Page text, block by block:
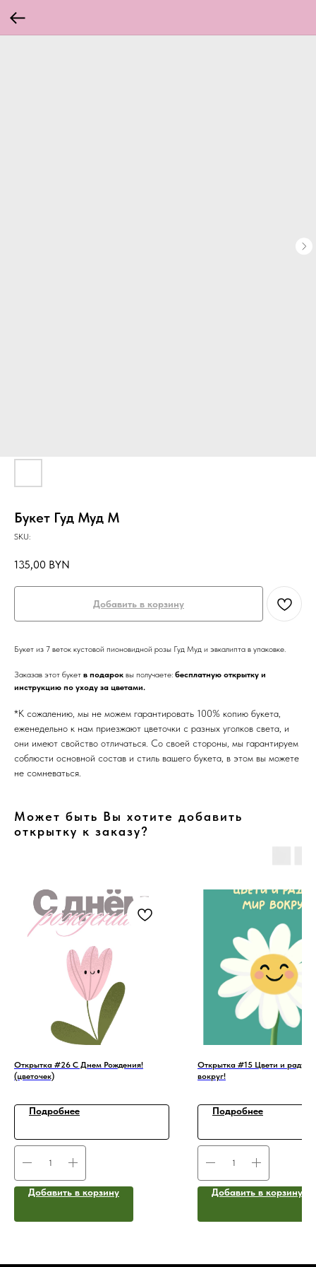
Букет Гуд Муд M
SKU:
135,00 BYN
Добавить в корзину
Букет из 7 веток кустовой пионовидной розы Гуд Муд и эвкалипта в упаковке.
Заказав этот букет в подарок вы получаете: бесплатную открытку и
инструкцию по уходу за цветами.
*К сожалению, мы не можем гарантировать 100% копию букета,
еженедельно к нам приезжают цветочки с разных уголков света, и
они имеют свойство отличаться. Со своей стороны, мы гарантируем
соблюсти основной состав и стиль вашего букета, в этом вы можете
не сомневаться.
Может быть Вы хотите добавить
открытку к заказу?
Открытка #26 С Днем Рождения!
(цветочек)
Подробнее
Добавить в корзину
Открытка #15 Цвети и радуй
вокруг!
Подробнее
Добавить в корзину